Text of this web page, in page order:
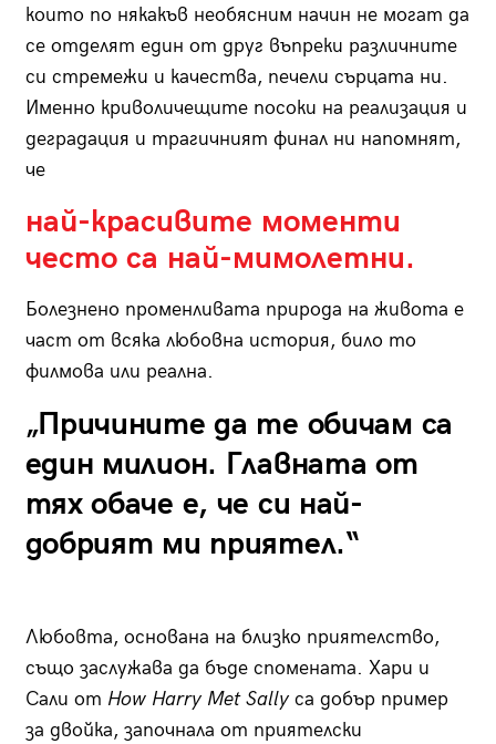
които по някакъв необясним начин не могат да
се отделят един от друг въпреки различните
си стремежи и качества, печели сърцата ни.
Именно криволичещите посоки на реализация и
деградация и трагичният финал ни напомнят,
че
най-красивите моменти
често са най-мимолетни.
Болезнено променливата природа на живота е
част от всяка любовна история, било то
филмова или реална.
„Причините да те обичам са
един милион. Главната от
тях обаче е, че си най-
добрият ми приятел.“
Любовта, основана на близко приятелство,
също заслужава да бъде спомената. Хари и
Сали от How Harry Met Sallyса добър пример
за двойка, започнала от приятелски